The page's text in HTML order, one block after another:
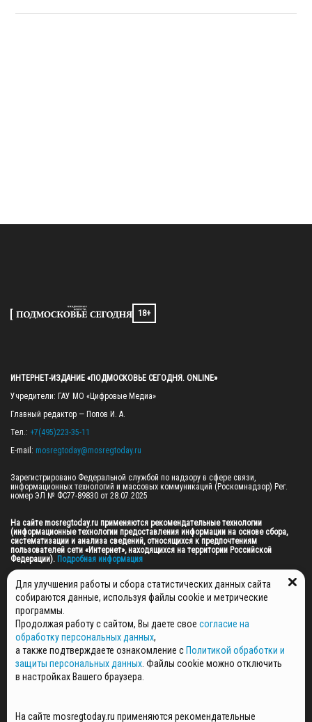
18+
ИНТЕРНЕТ-ИЗДАНИЕ «ПОДМОСКОВЬЕ СЕГОДНЯ. ONLINE»
Учредители: ГАУ МО «Цифровые Медиа»
Главный редактор — Попов И. А.
Тел.: +7(495)223-35-11
E-mail: mosregtoday@mosregtoday.ru
Зарегистрировано Федеральной службой по надзору в сфере связи,
информационных технологий и массовых коммуникаций (Роскомнадзор) Рег.
номер ЭЛ № ФС77-89830 от 28.07.2025
На сайте mosregtoday.ru применяются рекомендательные технологии
(информационные технологии предоставления информации на основе сбора,
систематизации и анализа сведений, относящихся к предпочтениям
пользователей сети «Интернет», находящихся на территории Российской
Федерации). Подробная информация
© 2026 ПРАВА НА ВСЕ МАТЕРИАЛЫ САЙТА ПРИНАДЛЕЖАТ ГАУ МО "ЦИФРОВЫЕ
МЕДИА" (ОГРН: 1255000059467).
ПОЛИТИКА ОБРАБОТКИ И ЗАЩИТЫ ПЕРСОНАЛЬНЫХ ДАННЫХ
НОВОСТИ
ГАЗЕТЫ
РЕКЛАМОДАТЕЛЯМ
СПЕЦПРОЕКТЫ
Для улучшения работы и сбора статистических данных сайта
собираются данные, используя файлы cookie и метрические
программы.
Продолжая работу с сайтом, Вы даете свое согласие на
обработку персональных данных,
а также подтверждаете ознакомление с Политикой обработки и
защиты персональных данных . Файлы cookie можно отключить
в настройках Вашего браузера.
На сайте mosregtoday.ru применяются рекомендательные